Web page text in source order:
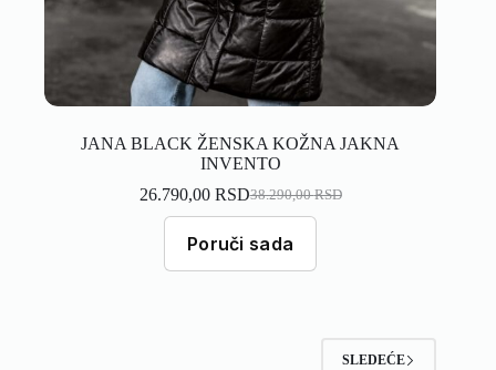
JANA BLACK ŽENSKA KOŽNA JAKNA
INVENTO
38.290,00RSD
26.790,00 RSD
Poruči sada
SLEDEĆE